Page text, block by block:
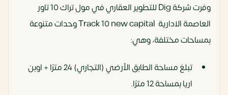
وفرت شركة Dig للتطوير العقاري في مول تراك 10 تاور
العاصمة الادارية Track 10 new capital وحدات متنوعة
بمساحات مختلفة، وهي:
تبلغ مساحة الطابق الأرضي (التجاري) 24 مترًا + اوبن
اريا بمساحة 12 مترًا.